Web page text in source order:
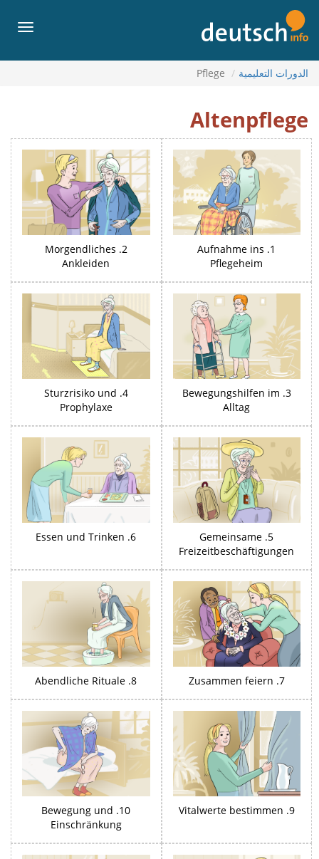
المحتويات
الدورات التعليمية Pflege
Pflege
Altenpflege
1. Aufnahme ins
Pflegeheim
2. Morgendliches
Ankleiden
3. Bewegungshilfen im
Alltag
4. Sturzrisiko und
Prophylaxe
5. Gemeinsame
Freizeitbeschäftigungen
6. Essen und Trinken
7. Zusammen feiern
8. Abendliche Rituale
9. Vitalwerte bestimmen
10. Bewegung und
Einschränkung